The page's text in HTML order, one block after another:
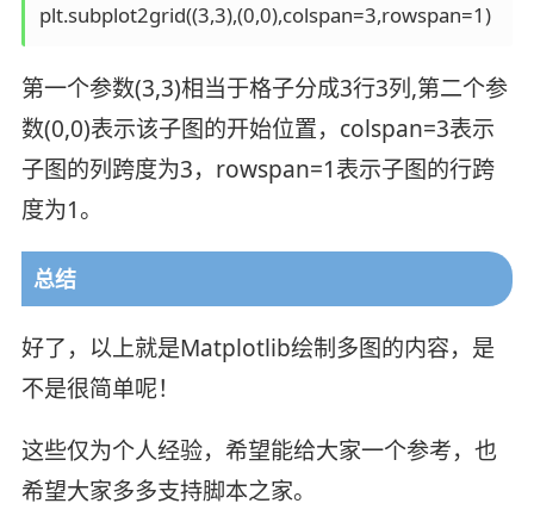
plt.subplot2grid((3,3),(0,0),colspan=3,rowspan=1)
第一个参数(3,3)相当于格子分成3行3列,第二个参
数(0,0)表示该子图的开始位置，colspan=3表示
子图的列跨度为3，rowspan=1表示子图的行跨
度为1。
总结
好了，以上就是Matplotlib绘制多图的内容，是
不是很简单呢！
这些仅为个人经验，希望能给大家一个参考，也
希望大家多多支持脚本之家。